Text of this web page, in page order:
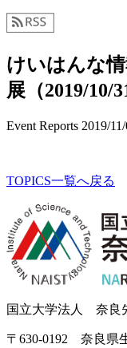
けいはんな
展（2019/10/
Event Reports 2019/
TOPICS一覧へ戻る
国立大学法人 奈良
〒630-0192 奈良県